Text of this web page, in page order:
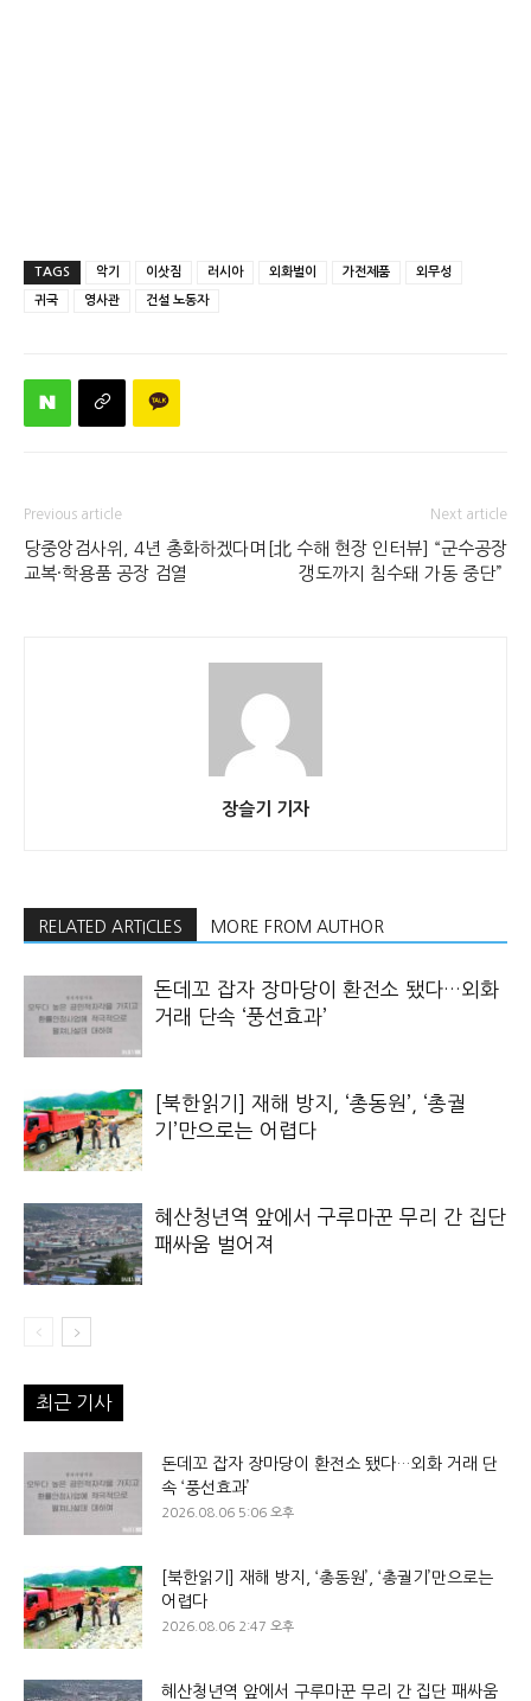
TAGS 악기 이삿짐 러시아 외화벌이 가전제품 외무성
귀국 영사관 건설 노동자
Previous article
당중앙검사위, 4년 총화하겠다며
교복·학용품 공장 검열
Next article
[北 수해 현장 인터뷰] “군수공장
갱도까지 침수돼 가동 중단”
장슬기 기자
RELATED ARTICLES MORE FROM AUTHOR
돈데꼬 잡자 장마당이 환전소 됐다…외화
거래 단속 ‘풍선효과’
[북한읽기] 재해 방지, ‘총동원’, ‘총궐
기’만으로는 어렵다
혜산청년역 앞에서 구루마꾼 무리 간 집단
패싸움 벌어져
최근 기사
돈데꼬 잡자 장마당이 환전소 됐다…외화 거래 단
속 ‘풍선효과’
2026.08.06 5:06 오후
[북한읽기] 재해 방지, ‘총동원’, ‘총궐기’만으로는
어렵다
2026.08.06 2:47 오후
혜산청년역 앞에서 구루마꾼 무리 간 집단 패싸움